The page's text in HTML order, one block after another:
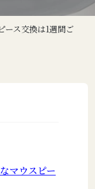
ース交換は1週間ご
マウスピー